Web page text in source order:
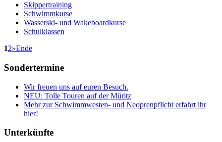
Skippertraining
Schwimmkurse
Wasserski- und Wakeboardkurse
Schulklassen
12»Ende
Sondertermine
Wir freuen uns auf euren Besuch.
NEU: Tolle Touren auf der Müritz
Mehr zur Schwimmwesten- und Neoprenpflicht erfahrt ihr
hier!
Unterkünfte